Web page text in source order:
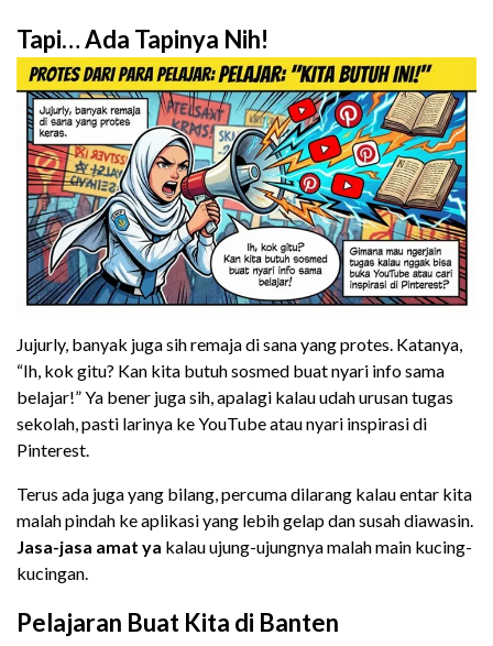
Tapi… Ada Tapinya Nih!
Jujurly, banyak juga sih remaja di sana yang protes. Katanya,
“Ih, kok gitu? Kan kita butuh sosmed buat nyari info sama
belajar!” Ya bener juga sih, apalagi kalau udah urusan tugas
sekolah, pasti larinya ke YouTube atau nyari inspirasi di
Pinterest.
Terus ada juga yang bilang, percuma dilarang kalau entar kita
malah pindah ke aplikasi yang lebih gelap dan susah diawasin.
Jasa-jasa amat ya kalau ujung-ujungnya malah main kucing-
kucingan.
Pelajaran Buat Kita di Banten